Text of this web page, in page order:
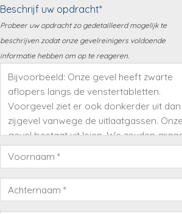
Beschrijf uw opdracht*
Probeer uw opdracht zo gedetailleerd mogelijk te
beschrijven zodat onze gevelreinigers voldoende
informatie hebben om op te reageren.